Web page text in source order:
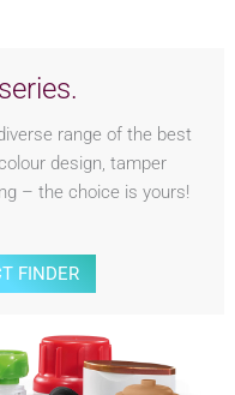
range of the best
design, tamper
– the choice is yours!
FINDER